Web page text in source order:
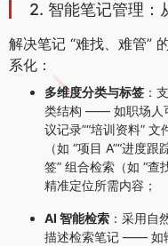
2. 智能笔记管理：
解决笔记 “难找、难管”
系化：
多维度分类与标签 ：
类结构 —— 如职场人
议记录”“培训资料”
（如 “项目 A”“进度
签” 组合检索（如 “查
精准定位所需内容；
AI 智能检索 ：采用自
描述检索笔记 —— 如